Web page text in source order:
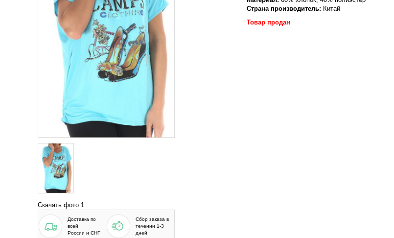
Скачать фото 1
Доставка по
всей
России и СНГ
Сбор заказа в
течении 1-3
дней
Страна производитель: Китай
Товар продан